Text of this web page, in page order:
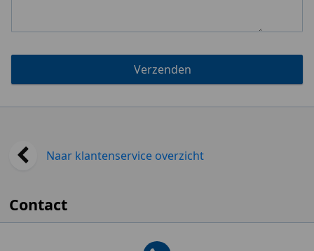
Verzenden
Naar klantenservice overzicht
Contact